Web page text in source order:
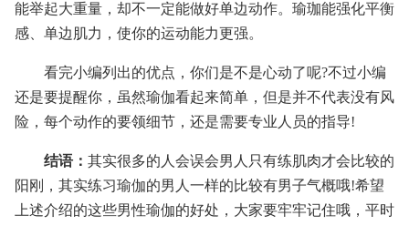
能举起大重量，却不一定能做好单边动作。瑜珈能强化平衡
感、单边肌力，使你的运动能力更强。
看完小编列出的优点，你们是不是心动了呢?不过小编
还是要提醒你，虽然瑜伽看起来简单，但是并不代表没有风
险，每个动作的要领细节，还是需要专业人员的指导!
结语： 其实很多的人会误会男人只有练肌肉才会比较的
阳刚，其实练习瑜伽的男人一样的比较有男子气概哦!希望
上述介绍的这些男性瑜伽的好处，大家要牢牢记住哦，平时